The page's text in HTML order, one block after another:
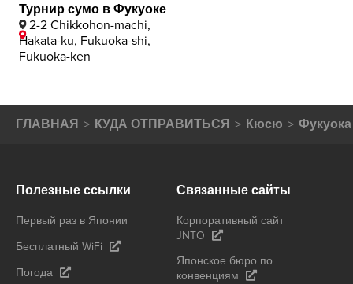
Турнир сумо в Фукуоке
2-2 Chikkohon-machi,
Hakata-ku, Fukuoka-shi,
Fukuoka-ken
ГЛАВНАЯ КУДА ОТПРАВИТЬСЯ Кюсю Фукуока
Полезные ссылки
Первый раз в Японии
Бесплатный WiFi
Погода
Связанные сайты
Корпоративный сайт
JNTO
Японское бюро по
конвенциям